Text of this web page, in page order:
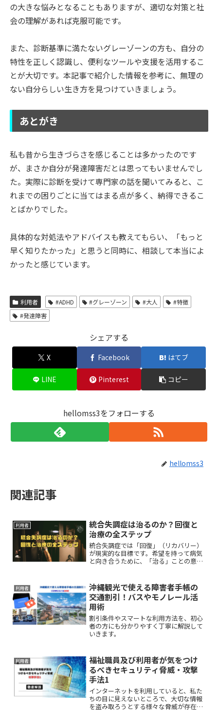
の大きな悩みとなることもありますが、適切な対策と社
会の理解があれば克服可能です。
また、診断基準に満たないグレーゾーンの方も、自分の
特性を正しく認識し、便利なツールや支援を活用するこ
とが大切です。本記事で紹介した情報を参考に、無理の
ない自分らしい生き方を見つけていきましょう。
あとがき
私も昔から生きづらさを感じることは多かったのです
が、まさか自分が発達障害だとは思ってもいませんでし
た。実際に診断を受けて専門家の話を聞いてみると、こ
れまでの困りごとに当てはまる点が多く、納得できるこ
とばかりでした。
具体的な対処法やアドバイスも教えてもらい、「もっと
早く知りたかった」と思うと同時に、相談して本当によ
かったと感じています。
利用者 #ADHD #グレーゾーン #大人
#特徴
#発達障害
シェアする
X Facebook はてブ
LINE Pinterest コピー
hellomss3をフォローする
hellomss3
関連記事
利用者
統合失調症は治るのか？回復と
治療の全ステップ
統合失調症では「回復」（リカバリー）
が現実的な目標です。希望を持って病気
と向き合うために、「治る」ことの意味
を目指す上で不可欠なすべての治療ステ
ップを解説します。
利用者
沖縄観光で使える障害者手帳の
交通割引！バスやモノレール活
用術
割引条件やスマートな利用方法を、初心
者の方にも分かりやすく丁寧に解説して
いきます。
利用者
福祉職員及び利用者が気をつけ
るべきセキュリティ脅威・攻撃
手法1
インターネットを利用していると、私た
ちの目に見えないところで、大切な情報
を盗み取ろうとする様々な脅威が存在し